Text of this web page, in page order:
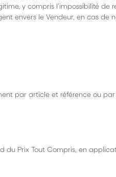
y compris l’impossibilité de
envers le Vendeur, en cas de
par article et référence ou
Prix Tout Compris, en